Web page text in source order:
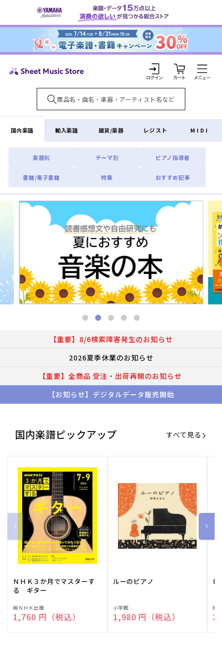
ンツに
ロ
グ
イ
ン
カ
ー
ト
国内楽譜
楽器別 テーマ別 ピアノ指導者
書籍/電子書籍 特集 おすすめ記事
輸入楽譜 雑貨/楽器 レジスト MIDI
【重要】8/6検索障害発生のお知らせ
2026夏季休業のお知らせ
【重要】全商品 受注・出荷再開のお知らせ
【お知らせ】デジタルデータ販売開始
国内楽譜ピックアップ すべて見る
ＮＨＫ３か月でマスターす
る ギター
販
売
㈱ＮＨＫ出版
通常価格
1,760 円（税込）
ルーのピアノ
販
売
小学館
通常価格
1,980 円（税込）
ピ
販
売
㈱